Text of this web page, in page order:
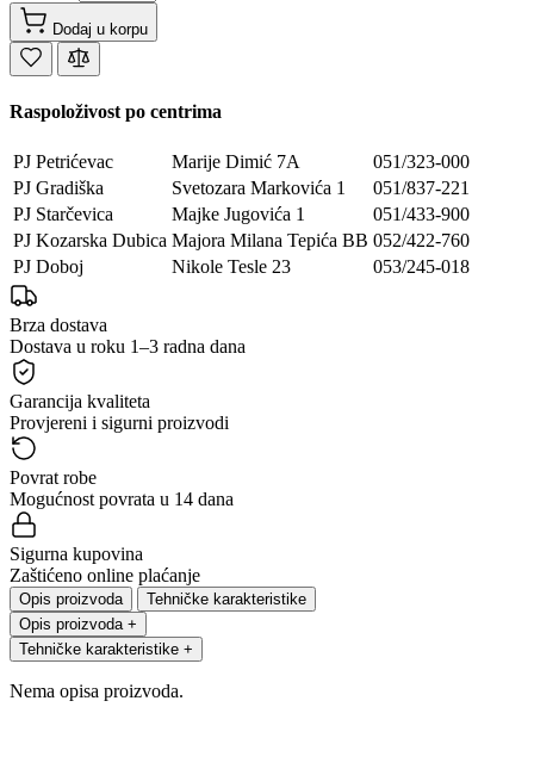
Dodaj u korpu
Raspoloživost po centrima
PJ Petrićevac Marije Dimić 7A
051/323-000
PJ Gradiška
Svetozara Markovića 1
051/837-221
PJ Starčevica
Majke Jugovića 1
051/433-900
PJ Kozarska Dubica Majora Milana Tepića BB 052/422-760
PJ Doboj
Nikole Tesle 23 053/245-018
Brza dostava
Dostava u roku 1–3 radna dana
Garancija kvaliteta
Provjereni i sigurni proizvodi
Povrat robe
Mogućnost povrata u 14 dana
Sigurna kupovina
Zaštićeno online plaćanje
Opis proizvoda
Tehničke karakteristike
Opis proizvoda +
Tehničke karakteristike +
Nema opisa proizvoda.